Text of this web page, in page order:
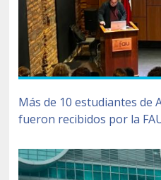
Más de 10 estudiantes de
fueron recibidos por la